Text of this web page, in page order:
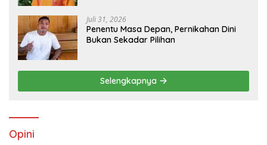
Juli 31, 2026
Penentu Masa Depan, Pernikahan Dini
Bukan Sekadar Pilihan
Selengkapnya
Opini